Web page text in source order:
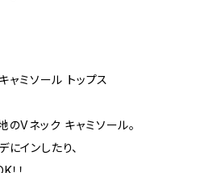
ャミソール トップス
Vネック キャミソール。
インしたり、
！